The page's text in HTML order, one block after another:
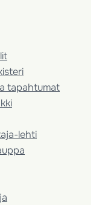
tapahtumat
lehti